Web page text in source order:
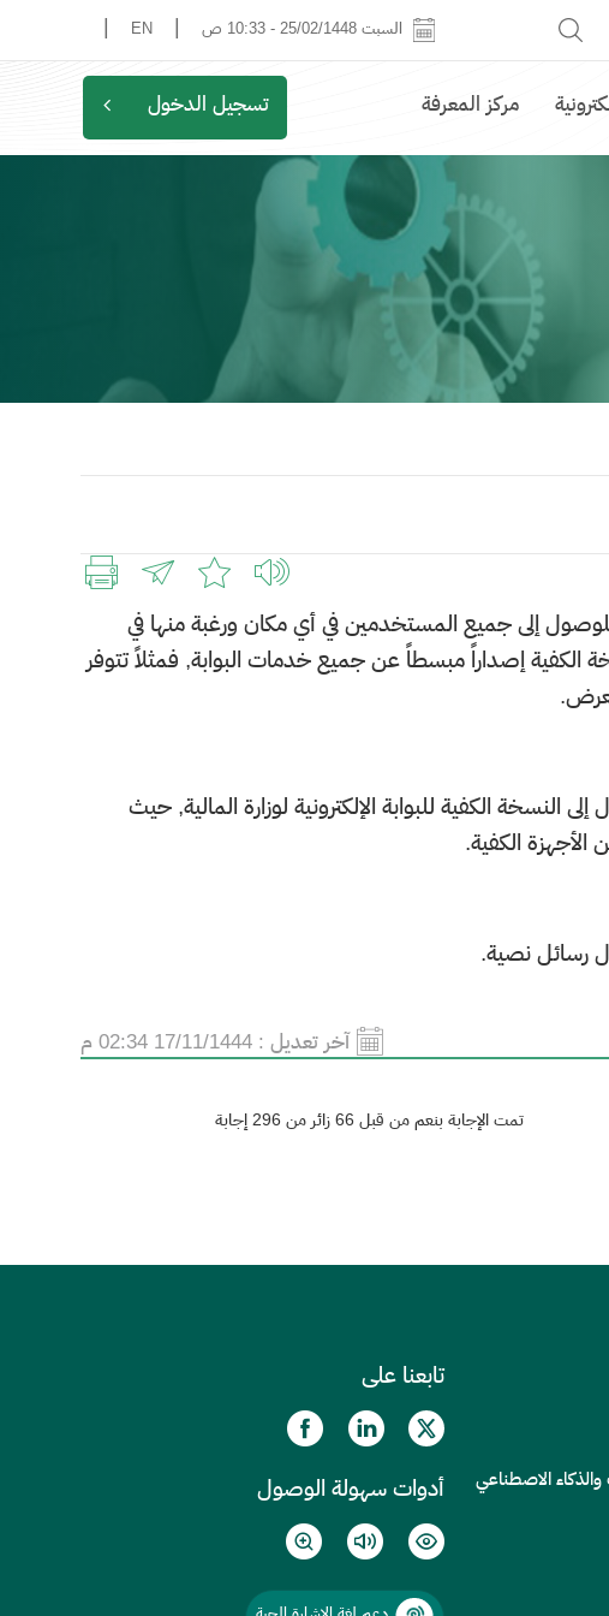
EN السبت 25/02/1448 - 10:33 ص
مركز المعرفة تسجيل الدخول
للوصول إلى جميع المستخدمين في أي مكان ورغبة منها في
الكفية إصداراً مبسطاً عن جميع خدمات البوابة, فمثلاً تتوفر
الكفية للبوابة الإلكترونية لوزارة المالية, حيث
الكفية.
رسائل نصية.
آخر تعديل : 17/11/1444 02:34 م
تمت الإجابة بنعم من قبل 66 زائر من 296 إجابة
والذكاء الاصطناعي
تابعنا على
أدوات سهولة الوصول